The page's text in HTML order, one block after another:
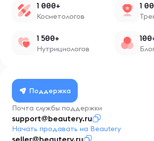
1 000+
Косметологов
1
1 500+
Нутрициологов
Поддержка
Почта службы поддержки
support@beautery.ru
Начать продавать на Beautery
seller@beautery.ru